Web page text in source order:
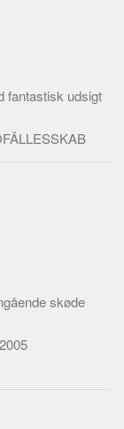
fantastisk udsigt
skøde